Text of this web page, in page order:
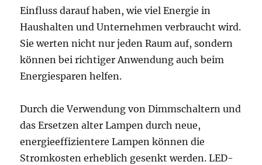
Einfluss darauf haben, wie viel Energie in
Haushalten und Unternehmen verbraucht wird.
Sie werten nicht nur jeden Raum auf, sondern
können bei richtiger Anwendung auch beim
Energiesparen helfen.
Durch die Verwendung von Dimmschaltern und
das Ersetzen alter Lampen durch neue,
energieeffizientere Lampen können die
Stromkosten erheblich gesenkt werden. LED-